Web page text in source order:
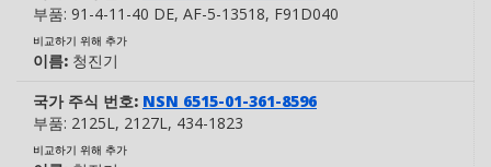
부품: 91-4-11-40 DE, AF-5-13518, F91D040
비교하기 위해 추가
이름: 청진기
국가 주식 번호: NSN 6515-01-361-8596
부품: 2125L, 2127L, 434-1823
비교하기 위해 추가